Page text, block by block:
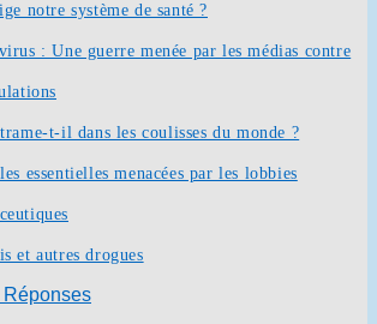
notre système de santé ?
: Une guerre menée par les médias contre
t-il dans les coulisses du monde ?
essentielles menacées par les lobbies
et autres drogues